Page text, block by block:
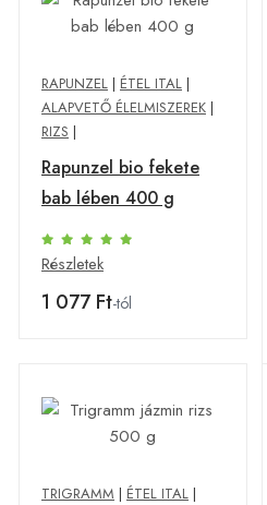
RAPUNZEL | ÉTEL ITAL |
ALAPVETŐ ÉLELMISZEREK |
RIZS |
Rapunzel bio fekete
bab lében 400 g
Részletek
1 077 Ft-tól
TRIGRAMM | ÉTEL ITAL |